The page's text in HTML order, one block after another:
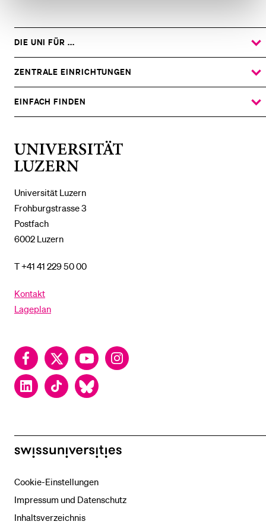
Universität Luzern
Frohburgstrasse 3
Postfach
6002 Luzern
T +41 41 229 50 00
Kontakt
Lageplan
FacebookTwitter YouTubeInstagram
LinkedInTikTok Bluesky
DIE UNI FÜR ...
ZEIGE
DAS
UNTERMENÜ
ZENTRALE EINRICHTUNGEN
ZEIGE
DAS
UNTERMENÜ
EINFACH FINDEN
ZEIGE
DAS
swissuniversities
Cookie-Einstellungen
Impressum und Datenschutz
Inhaltsverzeichnis